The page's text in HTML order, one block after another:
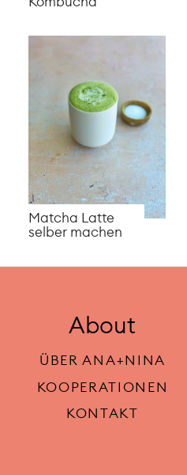
Matcha Latte
selber machen
About
ÜBER ANA+NINA
KOOPERATIONEN
KONTAKT